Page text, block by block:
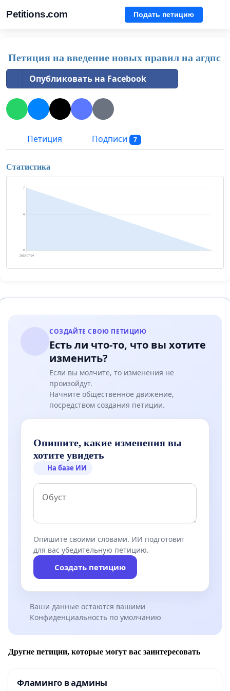
Petitions.com Подать петицию
Петиция на введение новых правил на агдпс
Опубликовать на Facebook
Петиция Подписи 7
Статистика
0
4
7
2023-07-24
СОЗДАЙТЕ СВОЮ ПЕТИЦИЮ
Есть ли что-то, что вы хотите
изменить?
Если вы молчите, то изменения не
произойдут.
Начните общественное движение,
посредством создания петиции.
Опишите, какие изменения вы
хотите увидеть
На базе ИИ
Опишите своими словами. ИИ подготовит
для вас убедительную петицию.
Создать петицию
Ваши данные остаются вашими
Конфиденциальность по умолчанию
Другие петиции, которые могут вас заинтересовать
Фламинго в админы